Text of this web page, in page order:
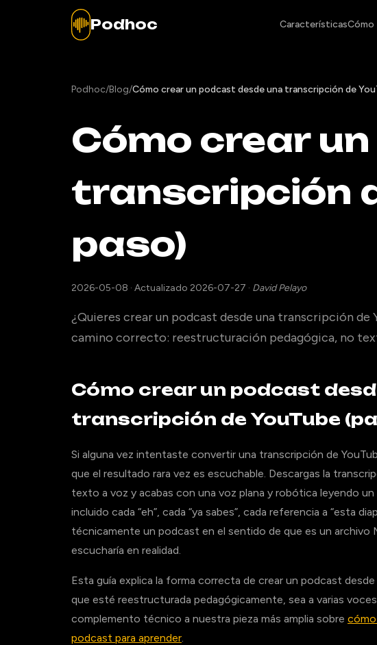
Podhoc CaracterísticasCómo
Podhoc/Blog/Cómo crear un podcast desde una transcripción de
Cómo crear
transcripción
paso)
2026-05-08 · Actualizado 2026-07-27 · David Pelayo
¿Quieres crear un podcast desde una transcripción de
camino correcto: reestructuración pedagógica, no
Cómo crear un podcast
transcripción de YouTube
Si alguna vez intentaste convertir una transcripción de
que el resultado rara vez es escuchable. Descargas la
texto a voz y acabas con una voz plana y robótica leyendo
incluido cada “eh”, cada “ya sabes”, cada referencia a “esta
técnicamente un podcast en el sentido de que es un archivo
escucharía en realidad.
Esta guía explica la forma correcta de crear un podcast
que esté reestructurada pedagógicamente, sea a varias
complemento técnico a nuestra pieza más amplia sobre
podcast para aprender.